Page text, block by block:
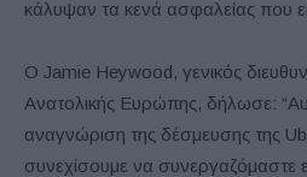
κάλυψαν τα κενά ασφαλείας που
Ο Jamie Heywood, γενικός
Ανατολικής Ευρώπης, δήλωσε:
αναγνώριση της δέσμευσης της
συνεχίσουμε να συνεργαζόμαστε